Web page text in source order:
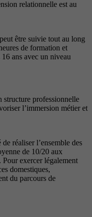
relationnelle est au
être suivie tout au long
de formation et
16 ans avec un niveau
structure professionnelle
l’immersion métier et
réaliser l’ensemble des
de 10/20 aux
Pour exercer légalement
domestiques,
du parcours de